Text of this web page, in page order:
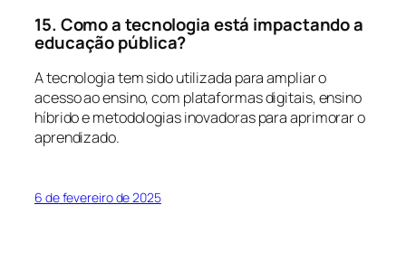
15. Como a tecnologia está impactando a
educação pública?
A tecnologia tem sido utilizada para ampliar o
acesso ao ensino, com plataformas digitais, ensino
híbrido e metodologias inovadoras para aprimorar o
aprendizado.
6 de fevereiro de 2025